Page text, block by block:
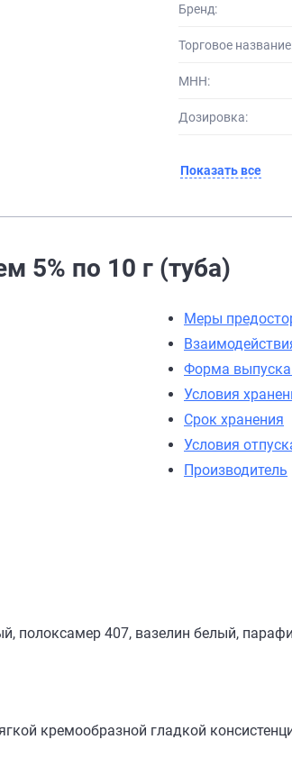
Бренд:
Торговое
МНН:
Дозировка:
Показать все
5% по 10 г (туба)
Меры
Форма выпуска
Условия
Срок хранения
Условия
Производитель
полоксамер 407, вазелин белый,
кремообразной гладкой